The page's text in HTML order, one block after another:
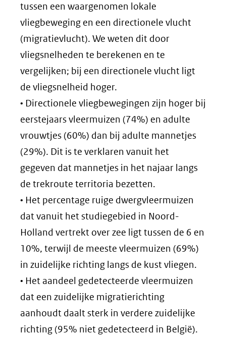
tussen een waargenomen lokale
vliegbeweging en een directionele vlucht
(migratievlucht). We weten dit door
vliegsnelheden te berekenen en te
vergelijken; bij een directionele vlucht ligt
de vliegsnelheid hoger.
• Directionele vliegbewegingen zijn hoger bij
eerstejaars vleermuizen (74%) en adulte
vrouwtjes (60%) dan bij adulte mannetjes
(29%). Dit is te verklaren vanuit het
gegeven dat mannetjes in het najaar langs
de trekroute territoria bezetten.
• Het percentage ruige dwergvleermuizen
dat vanuit het studiegebied in Noord-
Holland vertrekt over zee ligt tussen de 6 en
10%, terwijl de meeste vleermuizen (69%)
in zuidelijke richting langs de kust vliegen.
• Het aandeel gedetecteerde vleermuizen
dat een zuidelijke migratierichting
aanhoudt daalt sterk in verdere zuidelijke
richting (95% niet gedetecteerd in België).